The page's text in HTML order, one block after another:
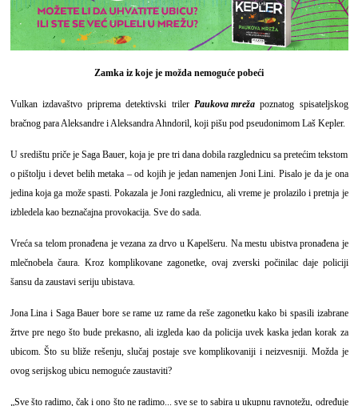
Zamka iz koje je možda nemoguće pobeći
Vulkan izdavaštvo priprema detektivski triler Paukova mrežapoznatog spisateljskog
bračnog para Aleksandre i Aleksandra Ahndoril, koji pišu pod pseudonimom Laš Kepler.
U središtu priče je Saga Bauer, koja je pre tri dana dobila razglednicu sa pretećim tekstom
o pištolju i devet belih metaka – od kojih je jedan namenjen Joni Lini. Pisalo je da je ona
jedina koja ga može spasti. Pokazala je Joni razglednicu, ali vreme je prolazilo i pretnja je
izbledela kao beznačajna provokacija. Sve do sada.
Vreća sa telom pronađena je vezana za drvo u Kapelšeru. Na mestu ubistva pronađena je
mlečnobela čaura. Kroz komplikovane zagonetke, ovaj zverski počinilac daje policiji
šansu da zaustavi seriju ubistava.
Jona Lina i Saga Bauer bore se rame uz rame da reše zagonetku kako bi spasili izabrane
žrtve pre nego što bude prekasno, ali izgleda kao da policija uvek kaska jedan korak za
ubicom. Što su bliže rešenju, slučaj postaje sve komplikovaniji i neizvesniji. Možda je
ovog serijskog ubicu nemoguće zaustaviti?
„Sve što radimo, čak i ono što ne radimo... sve se to sabira u ukupnu ravnotežu, određuje